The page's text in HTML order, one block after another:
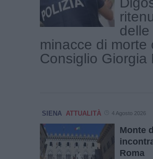
minacce di
Consiglio Giorgia
SIENA ATTUALITÀ 4 Agosto 2026
Monte
Roma